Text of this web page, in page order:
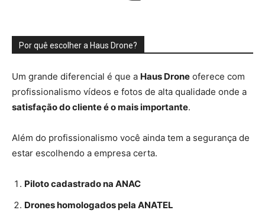
Por quê escolher a Haus Drone?
Um grande diferencial é que a Haus Drone oferece com
profissionalismo vídeos e fotos de alta qualidade onde a
satisfação do cliente é o mais importante.
Além do profissionalismo você ainda tem a segurança de
estar escolhendo a empresa certa.
Piloto cadastrado na ANAC
Drones homologados pela ANATEL